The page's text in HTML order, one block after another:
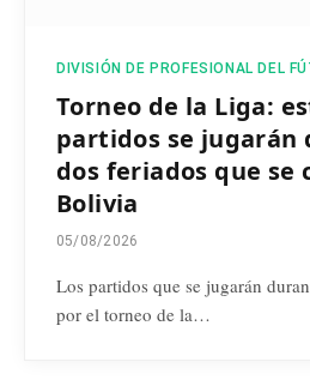
DIVISIÓN DE PROFESIONAL DEL
Torneo de la Liga:
partidos se jugarán
dos feriados que se
Bolivia
05/08/2026
Los partidos que se jugarán
por el torneo de la…